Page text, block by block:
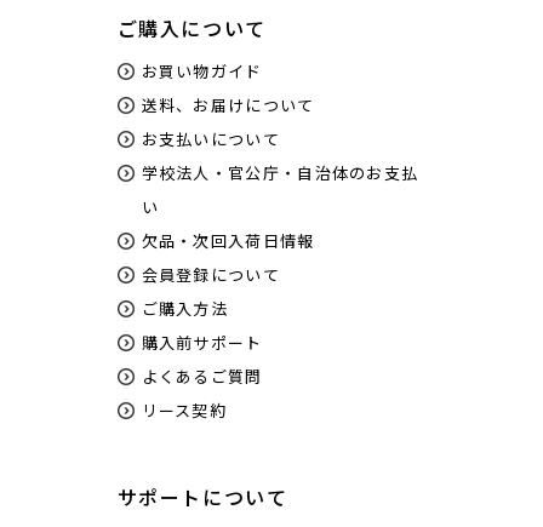
ご購入について
お買い物ガイド
送料、お届けについて
お支払いについて
学校法人・官公庁・自治体のお支払
い
欠品・次回入荷日情報
会員登録について
ご購入方法
購入前サポート
よくあるご質問
リース契約
サポートについて